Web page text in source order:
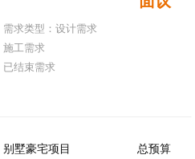
需求类型：设计需求
施工需求
已结束需求
别墅豪宅项目 总预算